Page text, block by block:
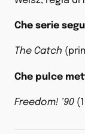
Che serie
The Catch
Che pulce
Freedom! ’90